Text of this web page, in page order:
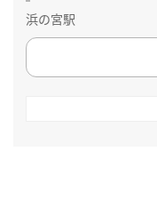
浜の宮駅